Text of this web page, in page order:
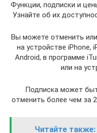
Функции, подписки и
Узнайте об их
Вы можете отменить
на устройстве iPhone,
Android, в программе
или на
Подписка может
отменить более чем за
Читайте также: